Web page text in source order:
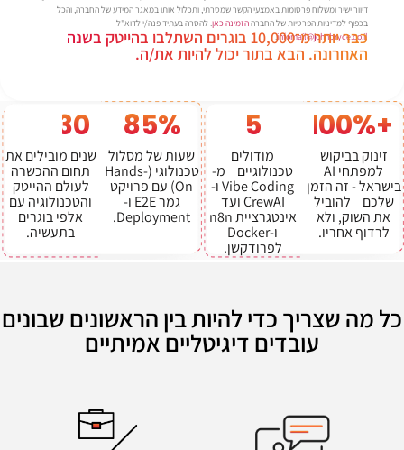
דיוור ישיר ומשלוח פרסומות באמצעי הקשר שמסרתי, ותכלול אותו במאגר המידע של החברה, והכל
בכפוף למדיניות הפרטיות של החברההזמינה כאן. להסרה בעתיד פנה/י לדוא"ל
infomail@johnbryce.co.il
. כבר יותר מ־10,000 בוגרים השתלבו בהייטק בשנה
האחרונה. הבא בתור יכול להיות את/ה.
+100%
זינוק בביקוש
למפתחי AI
בישראל - זה הזמן
שלכם להוביל
את השוק, ולא
לרדוף אחריו.
5
מודולים
טכנולוגיים מ-
Vibe Coding ו-
CrewAI ועד
אינטגרציית n8n
ו-Docker
לפרודקשן.
85%
שעות של מסלול
טכנולוגי (Hands-
On) עם פרויקט
גמר E2E ו-
Deployment.
30
שנים מובילים את
תחום ההכשרה
לעולם ההייטק
והטכנולוגיה עם
אלפי בוגרים
בתעשיה.
כל מה שצריך כדי להיות בין הראשונים שבונים
עובדים דיגיטליים אמיתיים